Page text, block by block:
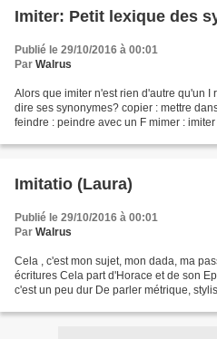
Imiter: Petit lexique des
Publié le 29/10/2016 à 00:01
Par Walrus
Alors que imiter n'est rien d'autre qu'un I
dire ses synonymes? copier : mettre
feindre : peindre avec un F mimer :
Imitatio (Laura)
Publié le 29/10/2016 à 00:01
Par Walrus
Cela , c'est mon sujet, mon dada, ma
écritures Cela part d'Horace et de son
c'est un peu dur De parler métrique,